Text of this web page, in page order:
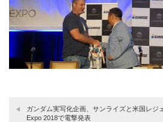
ガンダム実写化企画、サンライズと米国レジ
Expo 2018で電撃発表